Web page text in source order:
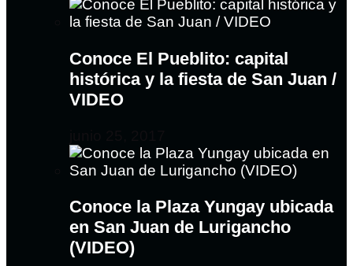
Conoce El Pueblito: capital
histórica y la fiesta de San Juan /
VIDEO
Conoce la Plaza Yungay ubicada
en San Juan de Lurigancho
(VIDEO)